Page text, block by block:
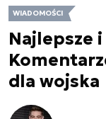
WIADOMOŚCI
Najlepsze
dla wojska